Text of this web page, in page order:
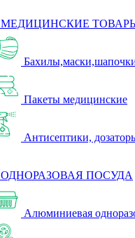
МЕДИЦИНСКИЕ
Пакеты медицинские
Антисептики,
ОДНОРАЗОВАЯ ПОСУДА
Алюминиевая